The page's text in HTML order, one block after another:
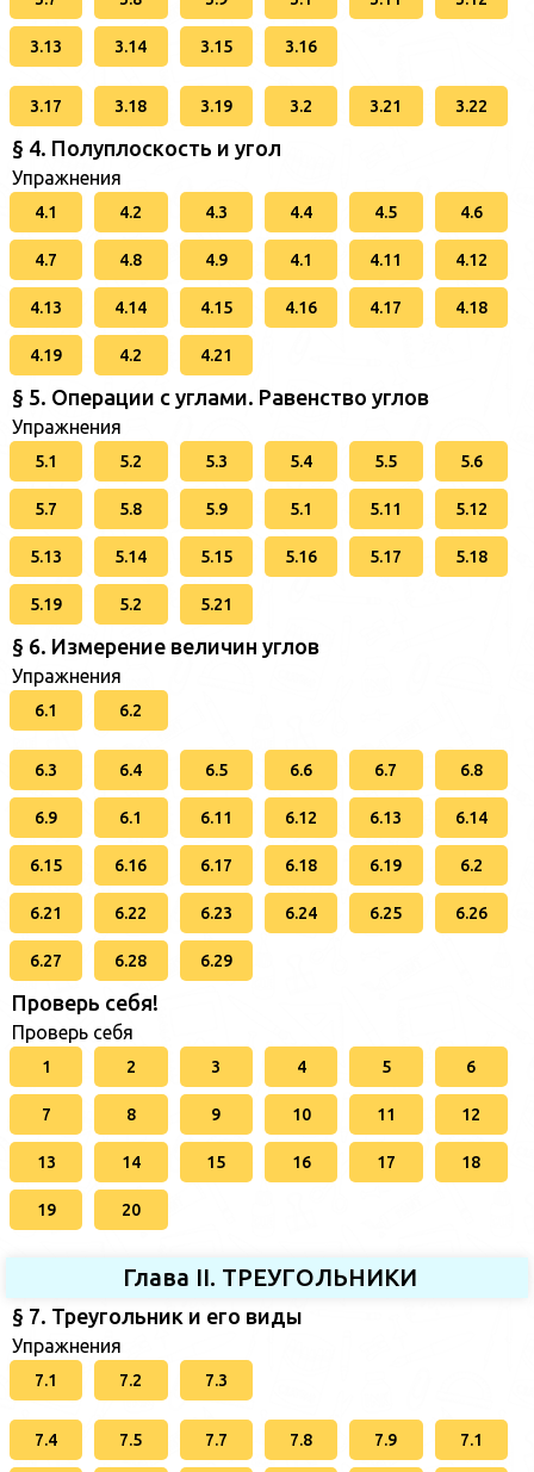
3.13 3.14 3.15 3.16
3.17 3.18 3.19 3.2 3.21 3.22
§ 4. Полуплоскость и угол
Упражнения
4.1 4.2 4.3 4.4 4.5 4.6
4.7 4.8 4.9 4.1 4.11 4.12
4.13 4.14 4.15 4.16 4.17 4.18
4.19 4.2 4.21
§ 5. Операции с углами. Равенство углов
Упражнения
5.1 5.2 5.3 5.4 5.5 5.6
5.7 5.8 5.9 5.1 5.11 5.12
5.13 5.14 5.15 5.16 5.17 5.18
5.19 5.2 5.21
§ 6. Измерение величин углов
Упражнения
6.1 6.2
6.3 6.4 6.5 6.6 6.7 6.8
6.9 6.1 6.11 6.12 6.13 6.14
6.15 6.16 6.17 6.18 6.19 6.2
6.21 6.22 6.23 6.24 6.25 6.26
6.27 6.28 6.29
Проверь себя!
Проверь себя
1 2 3 4 5 6
7 8 9 10 11 12
13 14 15 16 17 18
19 20
Глава II. ТРЕУГОЛЬНИКИ
§ 7. Треугольник и его виды
Упражнения
7.1 7.2 7.3
7.4 7.5 7.7 7.8 7.9 7.1